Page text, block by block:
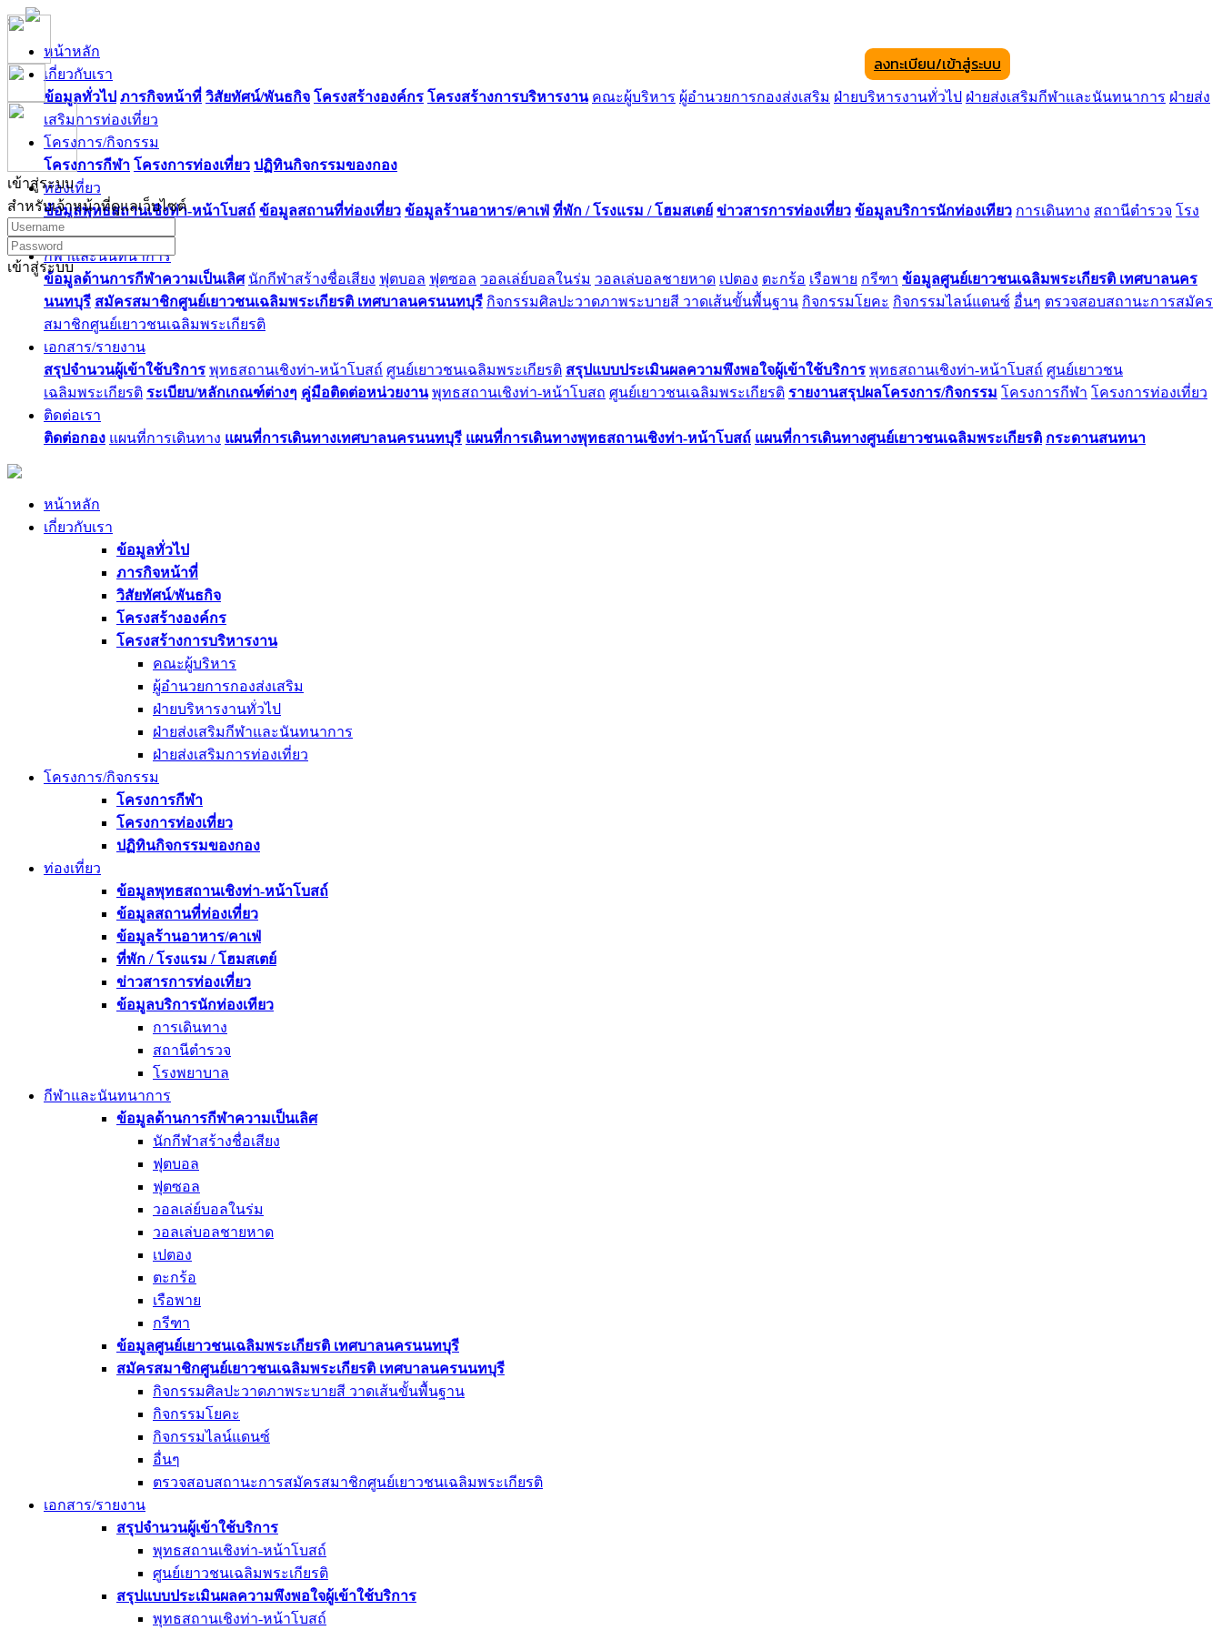
เข้าสู่ระบบ
สำหรับเจ้าหน้าที่ดูแลเว็บไซต์
เข้าสู่ระบบ
หน้าหลัก
เกี่ยวกับเรา
ข้อมูลทั่วไป ภารกิจหน้าที่ วิสัยทัศน์/พันธกิจ โครงสร้างองค์กร โครงสร้างการบริหารงาน คณะผู้บริหาร ผู้อำนวยการกองส่งเสริม ฝ่ายบริหารงานทั่วไป ฝ่ายส่งเสริมกีฬาและนันทนาการ ฝ่ายส่ง
เสริมการท่องเที่ยว
โครงการ/กิจกรรม
โครงการกีฬา โครงการท่องเที่ยว ปฏิทินกิจกรรมของกอง
ท่องเที่ยว
ข้อมูลพุทธสถานเชิงท่า-หน้าโบสถ์ ข้อมูลสถานที่ท่องเที่ยว ข้อมูลร้านอาหาร/คาเฟ่ ที่พัก / โรงแรม / โฮมสเตย์ ข่าวสารการท่องเที่ยว ข้อมูลบริการนักท่องเทียว การเดินทาง สถานีตำรวจ โรง
พยาบาล
กีฬาและนันทนาการ
ข้อมูลด้านการกีฬาความเป็นเลิศ นักกีฬาสร้างชื่อเสียง ฟุตบอล ฟุตซอล วอลเล่ย์บอลในร่ม วอลเล่บอลชายหาด เปตอง ตะกร้อ เรือพาย กรีฑา ข้อมูลศูนย์เยาวชนเฉลิมพระเกียรติ เทศบาลนคร
นนทบุรี สมัครสมาชิกศูนย์เยาวชนเฉลิมพระเกียรติ เทศบาลนครนนทบุรี กิจกรรมศิลปะวาดภาพระบายสี วาดเส้นขั้นพื้นฐาน กิจกรรมโยคะ กิจกรรมไลน์แดนซ์ อื่นๆ ตรวจสอบสถานะการสมัคร
สมาชิกศูนย์เยาวชนเฉลิมพระเกียรติ
เอกสาร/รายงาน
สรุปจำนวนผู้เข้าใช้บริการ พุทธสถานเชิงท่า-หน้าโบสถ์ ศูนย์เยาวชนเฉลิมพระเกียรติ สรุปแบบประเมินผลความพึงพอใจผู้เข้าใช้บริการ พุทธสถานเชิงท่า-หน้าโบสถ์ ศูนย์เยาวชน
เฉลิมพระเกียรติ ระเบียบ/หลักเกณฑ์ต่างๆ คู่มือติดต่อหน่วยงาน พุทธสถานเชิงท่า-หน้าโบสถ ศูนย์เยาวชนเฉลิมพระเกียรติ รายงานสรุปผลโครงการ/กิจกรรม โครงการกีฬา โครงการท่องเที่ยว
ติดต่อเรา
ติดต่อกอง แผนที่การเดินทาง แผนที่การเดินทางเทศบาลนครนนทบุรี แผนที่การเดินทางพุทธสถานเชิงท่า-หน้าโบสถ์ แผนที่การเดินทางศูนย์เยาวชนเฉลิมพระเกียรติ กระดานสนทนา
ลงทะเบียน/เข้าสู่ระบบ
หน้าหลัก
เกี่ยวกับเรา
ข้อมูลทั่วไป
ภารกิจหน้าที่
วิสัยทัศน์/พันธกิจ
โครงสร้างองค์กร
โครงสร้างการบริหารงาน
คณะผู้บริหาร
ผู้อำนวยการกองส่งเสริม
ฝ่ายบริหารงานทั่วไป
ฝ่ายส่งเสริมกีฬาและนันทนาการ
ฝ่ายส่งเสริมการท่องเที่ยว
โครงการ/กิจกรรม
โครงการกีฬา
โครงการท่องเที่ยว
ปฏิทินกิจกรรมของกอง
ท่องเที่ยว
ข้อมูลพุทธสถานเชิงท่า-หน้าโบสถ์
ข้อมูลสถานที่ท่องเที่ยว
ข้อมูลร้านอาหาร/คาเฟ่
ที่พัก / โรงแรม / โฮมสเตย์
ข่าวสารการท่องเที่ยว
ข้อมูลบริการนักท่องเทียว
การเดินทาง
สถานีตำรวจ
โรงพยาบาล
กีฬาและนันทนาการ
ข้อมูลด้านการกีฬาความเป็นเลิศ
นักกีฬาสร้างชื่อเสียง
ฟุตบอล
ฟุตซอล
วอลเล่ย์บอลในร่ม
วอลเล่บอลชายหาด
เปตอง
ตะกร้อ
เรือพาย
กรีฑา
ข้อมูลศูนย์เยาวชนเฉลิมพระเกียรติ เทศบาลนครนนทบุรี
สมัครสมาชิกศูนย์เยาวชนเฉลิมพระเกียรติ เทศบาลนครนนทบุรี
กิจกรรมศิลปะวาดภาพระบายสี วาดเส้นขั้นพื้นฐาน
กิจกรรมโยคะ
กิจกรรมไลน์แดนซ์
อื่นๆ
ตรวจสอบสถานะการสมัครสมาชิกศูนย์เยาวชนเฉลิมพระเกียรติ
เอกสาร/รายงาน
สรุปจำนวนผู้เข้าใช้บริการ
พุทธสถานเชิงท่า-หน้าโบสถ์
ศูนย์เยาวชนเฉลิมพระเกียรติ
สรุปแบบประเมินผลความพึงพอใจผู้เข้าใช้บริการ
พุทธสถานเชิงท่า-หน้าโบสถ์